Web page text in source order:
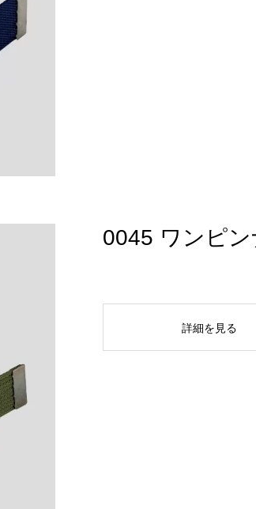
0045 ワンピ
詳細を見る